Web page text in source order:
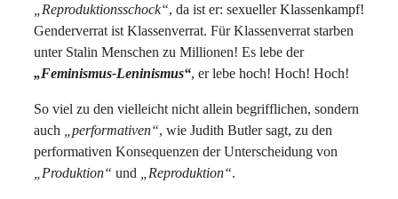
„Reproduktionsschock“, da ist er: sexueller Klassenkampf!
Genderverrat ist Klassenverrat. Für Klassenverrat starben
unter Stalin Menschen zu Millionen! Es lebe der
„Feminismus-Leninismus“, er lebe hoch! Hoch! Hoch!
So viel zu den vielleicht nicht allein begrifflichen, sondern
auch
„performativen“, wie Judith Butler sagt, zu den
performativen Konsequenzen der Unterscheidung von
„Produktion“ und „Reproduktion“.